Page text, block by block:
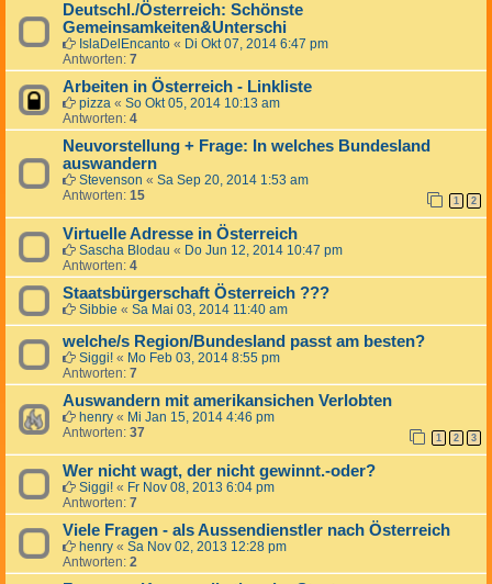
Deutschl./Österreich: Schönste
Gemeinsamkeiten&Unterschi
IslaDelEncanto « Di Okt 07, 2014 6:47 pm
Antworten: 7
Arbeiten in Österreich - Linkliste
pizza « So Okt 05, 2014 10:13 am
Antworten: 4
Neuvorstellung + Frage: In welches Bundesland
auswandern
Stevenson « Sa Sep 20, 2014 1:53 am
Antworten: 15 1 2
Virtuelle Adresse in Österreich
Sascha Blodau « Do Jun 12, 2014 10:47 pm
Antworten: 4
Staatsbürgerschaft Österreich ???
Sibbie « Sa Mai 03, 2014 11:40 am
welche/s Region/Bundesland passt am besten?
Siggi! « Mo Feb 03, 2014 8:55 pm
Antworten: 7
Auswandern mit amerikansichen Verlobten
henry « Mi Jan 15, 2014 4:46 pm
Antworten: 37 1 2 3
Wer nicht wagt, der nicht gewinnt.-oder?
Siggi! « Fr Nov 08, 2013 6:04 pm
Antworten: 7
Viele Fragen - als Aussendienstler nach Österreich
henry « Sa Nov 02, 2013 12:28 pm
Antworten: 2